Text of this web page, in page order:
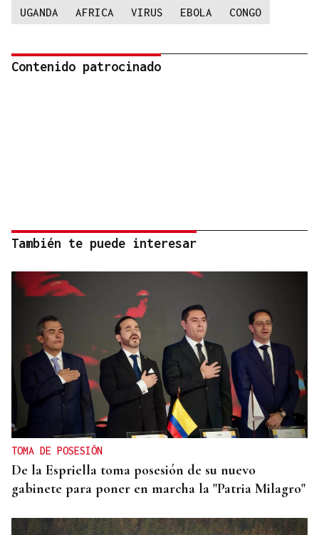
UGANDA AFRICA VIRUS EBOLA CONGO
Contenido patrocinado
También te puede interesar
TOMA DE POSESIÓN
De la Espriella toma posesión de su nuevo
gabinete para poner en marcha la "Patria Milagro"